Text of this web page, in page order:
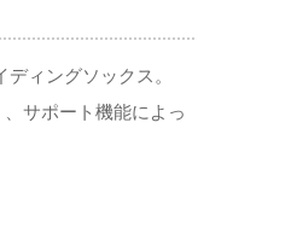
ィングソックス。
サポート機能によっ